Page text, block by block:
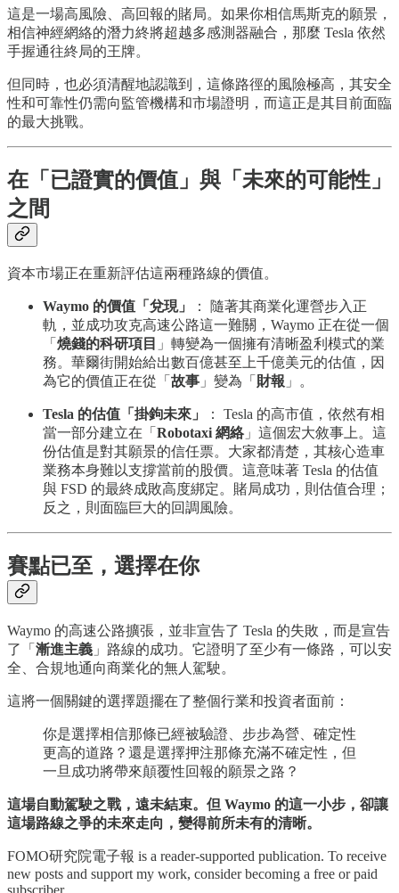
這是一場高風險、高回報的賭局。如果你相信馬斯克的願景，
相信神經網絡的潛力終將超越多感測器融合，那麼 Tesla 依然
手握通往終局的王牌。
但同時，也必須清醒地認識到，這條路徑的風險極高，其安全
性和可靠性仍需向監管機構和市場證明，而這正是其目前面臨
的最大挑戰。
在「已證實的價值」與「未來的可能性」
之間
資本市場正在重新評估這兩種路線的價值。
Waymo 的價值「兌現」
： 隨著其商業化運營步入正
軌，並成功攻克高速公路這一難關，Waymo 正在從一個
「 燒錢的科研項目 」轉變為一個擁有清晰盈利模式的業
務。華爾街開始給出數百億甚至上千億美元的估值，因
為它的價值正在從「 故事 」變為「 財報 」。
Tesla 的估值「掛鉤未來」
： Tesla 的高市值，依然有相
當一部分建立在「 Robotaxi 網絡 」這個宏大敘事上。這
份估值是對其願景的信任票。大家都清楚，其核心造車
業務本身難以支撐當前的股價。這意味著 Tesla 的估值
與 FSD 的最終成敗高度綁定。賭局成功，則估值合理；
反之，則面臨巨大的回調風險。
賽點已至，選擇在你
Waymo 的高速公路擴張，並非宣告了 Tesla 的失敗，而是宣告
了「 漸進主義 」路線的成功。它證明了至少有一條路，可以安
全、合規地通向商業化的無人駕駛。
這將一個關鍵的選擇題擺在了整個行業和投資者面前：
你是選擇相信那條已經被驗證、步步為營、確定性
更高的道路？還是選擇押注那條充滿不確定性，但
一旦成功將帶來顛覆性回報的願景之路？
這場自動駕駛之戰，遠未結束。但 Waymo 的這一小步，卻讓
這場路線之爭的未來走向，變得前所未有的清晰。
FOMO研究院電子報 is a reader-supported publication. To receive
new posts and support my work, consider becoming a free or paid
subscriber.